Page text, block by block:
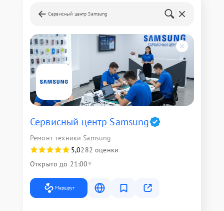
Сервисный центр Samsung
Сервисный центр Samsung
Ремонт техники Samsung
5,0282 оценки
Открыто до 21:00
Маршрут